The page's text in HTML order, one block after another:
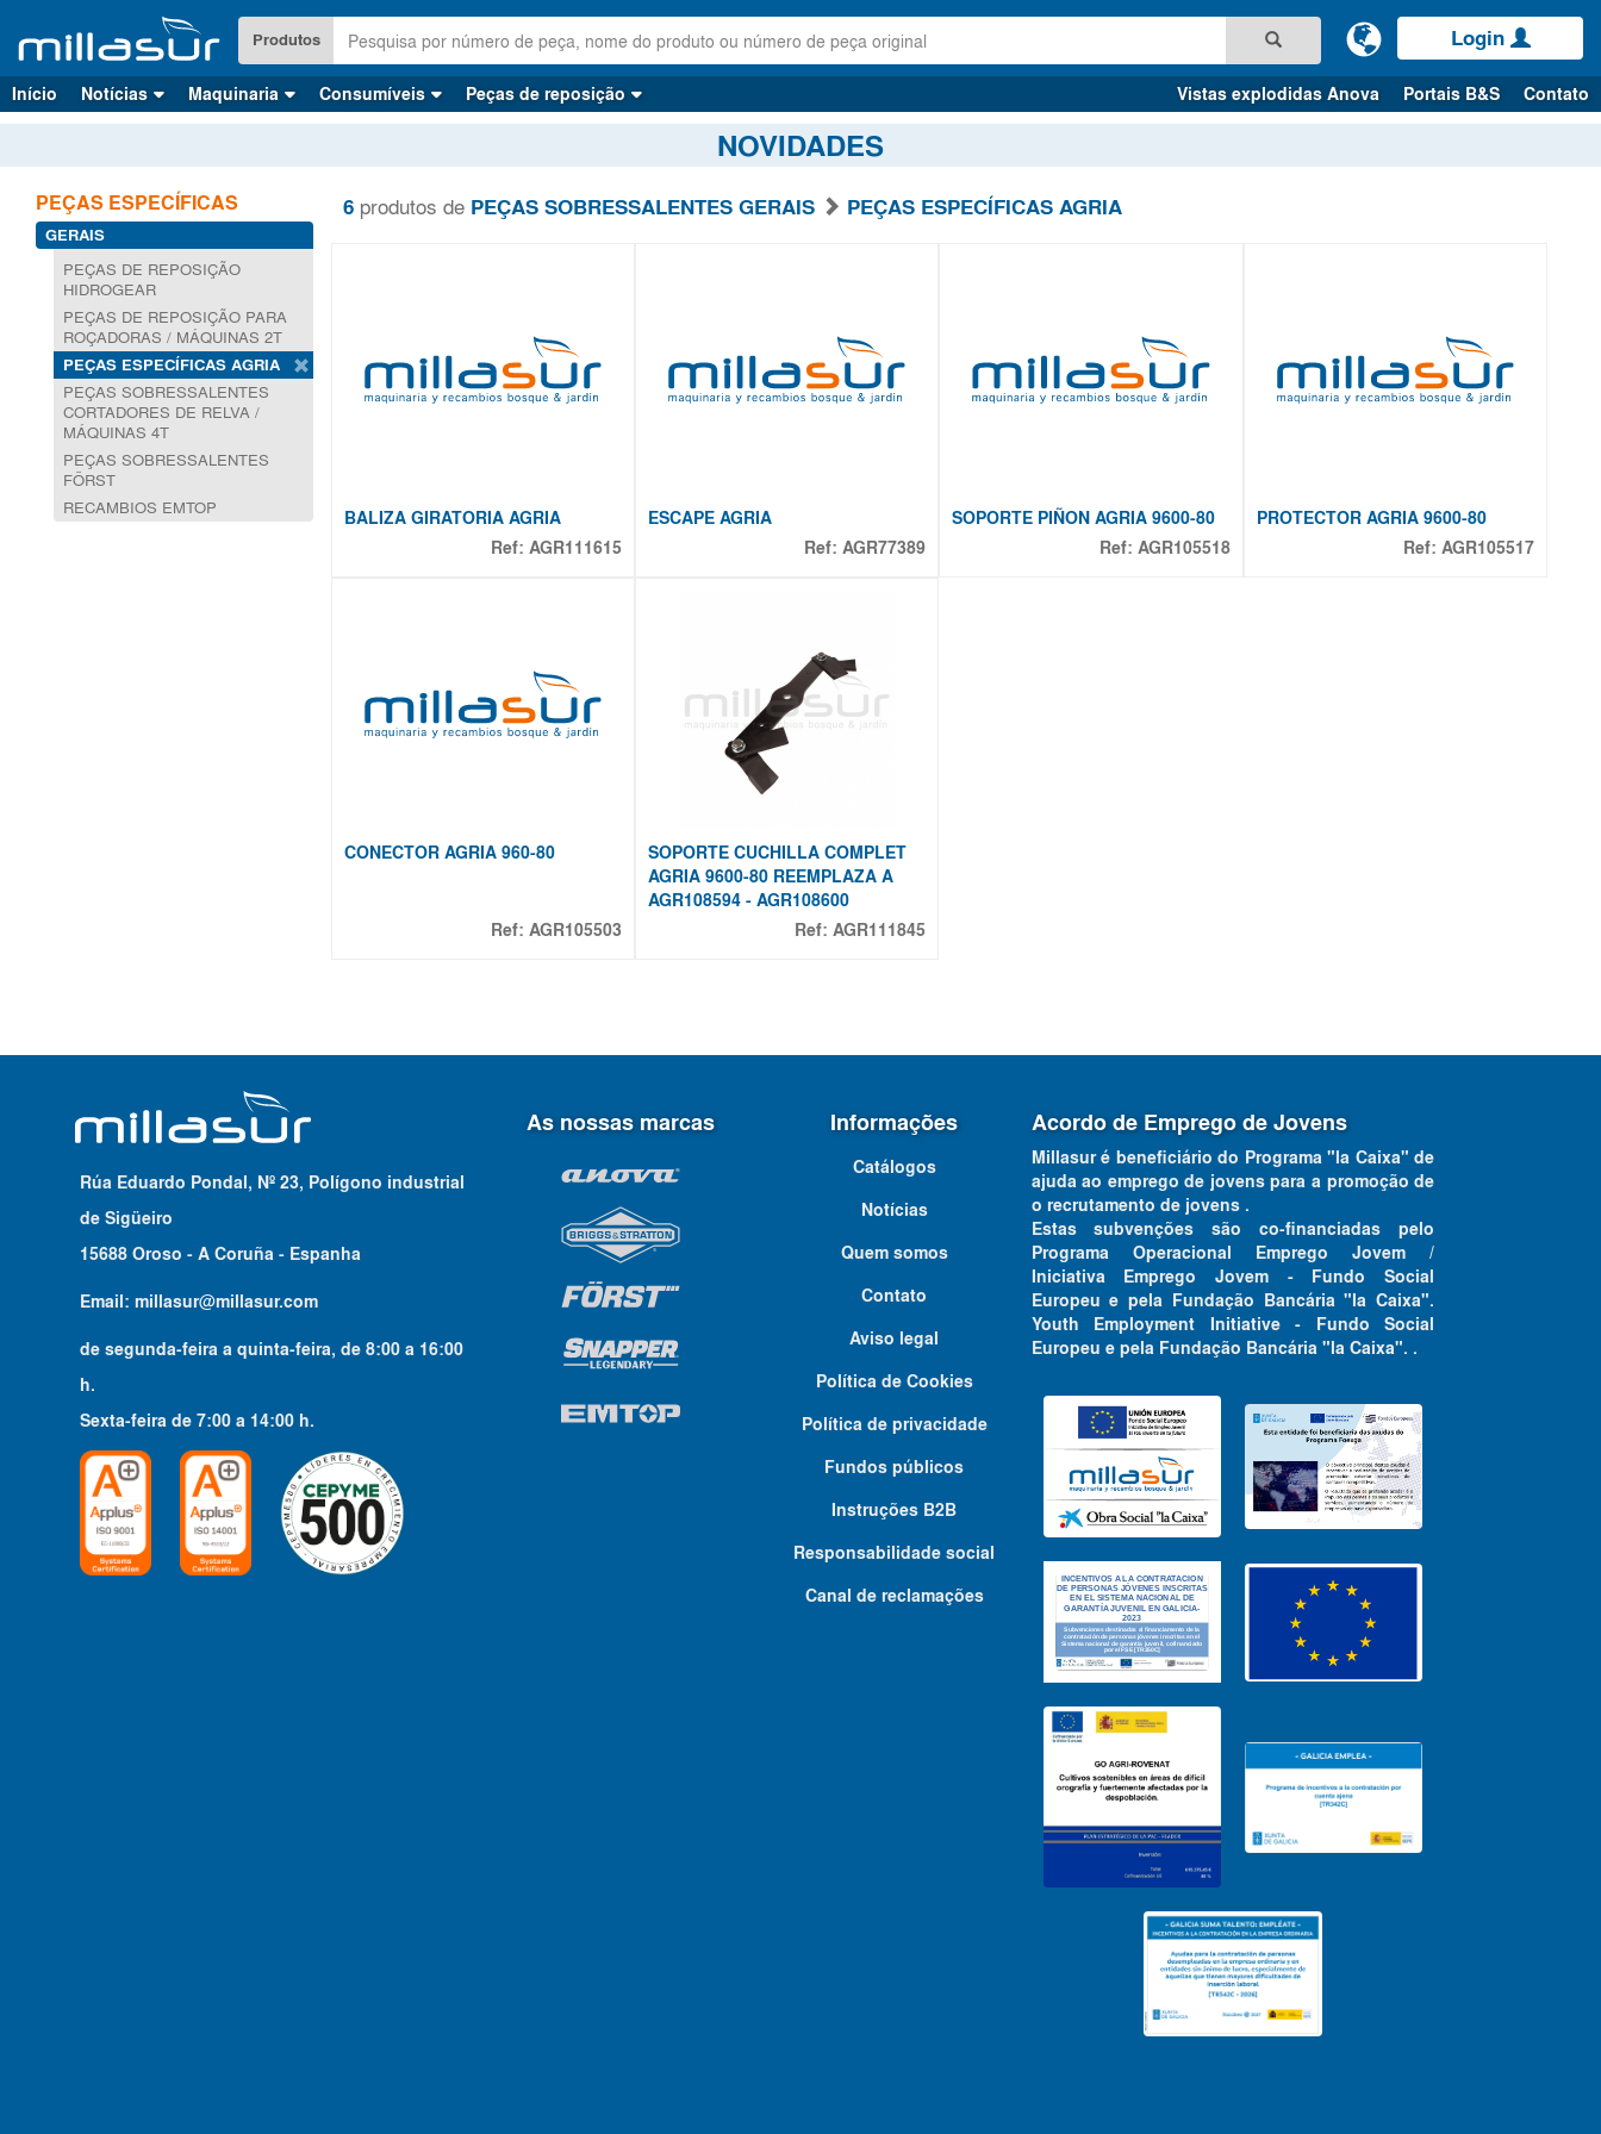
para
conteúdo
principal
Produtos Login
Início Notícias Maquinaria Consumíveis Peças de reposição Vistas explodidas Anova Portais B&S Contato
NOVIDADES
PEÇAS ESPECÍFICAS
GERAIS
PEÇAS DE REPOSIÇÃO
HIDROGEAR
PEÇAS DE REPOSIÇÃO PARA
ROÇADORAS / MÁQUINAS 2T
PEÇAS ESPECÍFICAS AGRIA
PEÇAS SOBRESSALENTES
CORTADORES DE RELVA /
MÁQUINAS 4T
PEÇAS SOBRESSALENTES
FÖRST
RECAMBIOS EMTOP
6produtos de PEÇAS SOBRESSALENTES GERAIS PEÇAS ESPECÍFICAS AGRIA
BALIZA GIRATORIA AGRIA
Ref:AGR111615
ESCAPE AGRIA
Ref:AGR77389
SOPORTE PIÑON AGRIA 9600-80
Ref: AGR105518
PROTECTOR AGRIA 9600-80
Ref: AGR105517
CONECTOR AGRIA 960-80
Ref:AGR105503
SOPORTE CUCHILLA COMPLET
AGRIA 9600-80 REEMPLAZA A
AGR108594 - AGR108600
Ref:AGR111845
Rúa Eduardo Pondal, Nº 23, Polígono industrial
de Sigüeiro
15688 Oroso - A Coruña - Espanha
Email:millasur@millasur.com
de segunda-feira a quinta-feira, de8:00 a 16:00
h.
Sexta-feira de7:00 a 14:00 h.
As nossas marcas Informações
Catálogos
Notícias
Quem somos
Contato
Aviso legal
Política de Cookies
Política de privacidade
Fundos públicos
Instruções B2B
Responsabilidade social
Canal de reclamações
Acordo de Emprego de Jovens
Millasur é beneficiário do Programa "la Caixa" de
ajuda ao emprego de jovens para a promoção de
o recrutamento de jovens .
Estas subvenções são co-financiadas pelo
Programa Operacional Emprego Jovem /
Iniciativa Emprego Jovem - Fundo Social
Europeu e pela Fundação Bancária "la Caixa".
Youth Employment Initiative - Fundo Social
Europeu e pela Fundação Bancária "la Caixa". .